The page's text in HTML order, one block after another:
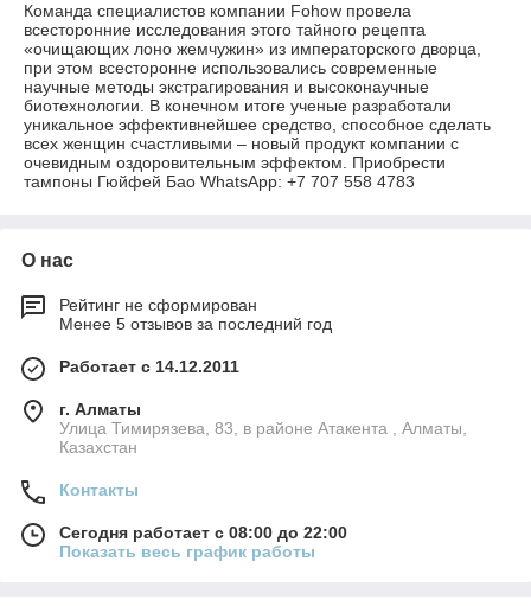
Команда специалистов компании Fohow провела
всесторонние исследования этого тайного рецепта
«очищающих лоно жемчужин» из императорского дворца,
при этом всесторонне использовались современные
научные методы экстрагирования и высоконаучные
биотехнологии. В конечном итоге ученые разработали
уникальное эффективнейшее средство, способное сделать
всех женщин счастливыми – новый продукт компании с
очевидным оздоровительным эффектом. Приобрести
тампоны Гюйфей Бао WhatsApp: +7 707 558 4783
О нас
Рейтинг не сформирован
Менее 5 отзывов за последний год
Работает с 14.12.2011
г. Алматы
Улица Тимирязева, 83, в районе Атакента , Алматы,
Казахстан
Контакты
Сегодня работает с 08:00 до 22:00
Показать весь график работы